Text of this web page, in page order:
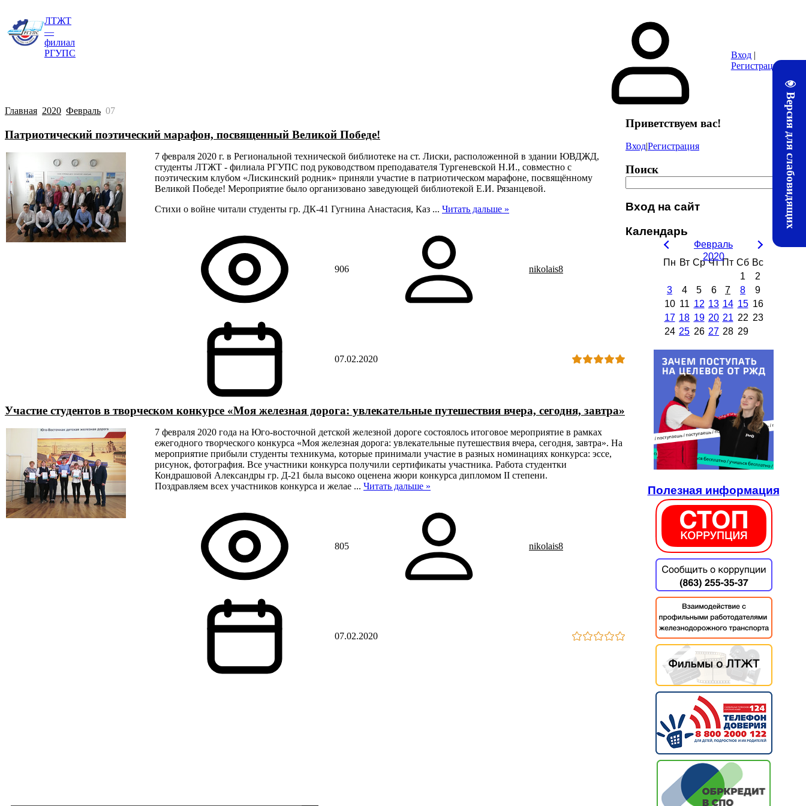
Версия для слабовидящих
ЛТЖТ
—
филиал
РГУПС
Методические материалы ЛТЖТ
Вход|
Регистрация
Главная 2020 Февраль 07
Патриотический поэтический марафон, посвященный Великой Победе!
7 февраля 2020 г. в Региональной технической библиотеке на ст. Лиски, расположенной в здании ЮВДЖД,
студенты ЛТЖТ - филиала РГУПС под руководством преподавателя Тургеневской Н.И., совместно с
поэтическим клубом «Лискинский родник» приняли участие в патриотическом марафоне, посвящённому
Великой Победе! Мероприятие было организовано заведующей библиотекой Е.И. Рязанцевой.
Стихи о войне читали студенты гр. ДК-41 Гугнина Анастасия, Каз ... Читать дальше »
906 nikolais8
07.02.2020
Участие студентов в творческом конкурсе «Моя железная дорога: увлекательные путешествия вчера, сегодня, завтра»
7 февраля 2020 года на Юго-восточной детской железной дороге состоялось итоговое мероприятие в рамках
ежегодного творческого конкурса «Моя железная дорога: увлекательные путешествия вчера, сегодня, завтра». На
мероприятие прибыли студенты техникума, которые принимали участие в разных номинациях конкурса: эссе,
рисунок, фотография. Все участники конкурса получили сертификаты участника. Работа студентки
Кондрашовой Александры гр. Д-21 была высоко оценена жюри конкурса дипломом II степени.
Поздравляем всех участников конкурса и желае ... Читать дальше »
805 nikolais8
07.02.2020
Приветствуем вас!
Вход|Регистрация
Поиск
Вход на сайт
Календарь
Февраль
2020
Пн Вт Ср Чт Пт Сб Вс
1
2
3
4 5 6 7 8
9
10 11 12 13 14 15 16
17 18 19 20 21 22 23
24 25 26 27 28 29
Полезная информация